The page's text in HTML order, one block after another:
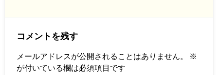
コメントを残す
メールアドレスが公開されることはありません。
※
が付いている欄は必須項目です